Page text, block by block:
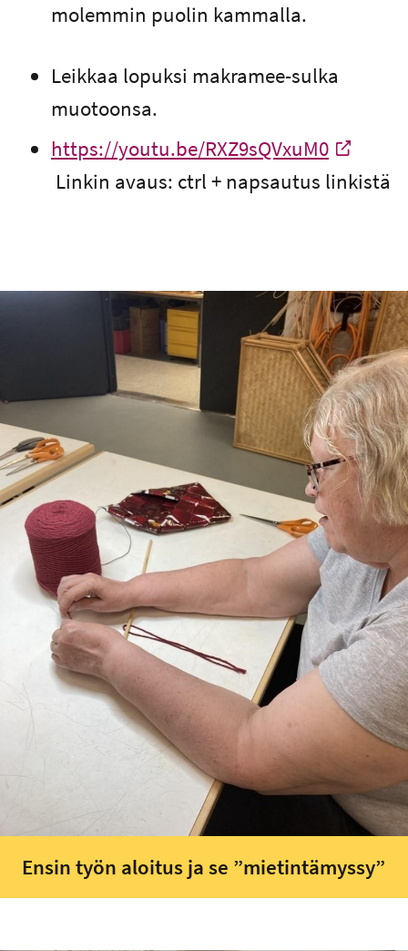
molemmin puolin kammalla.
Leikkaa lopuksi makramee-sulka
muotoonsa.
https://youtu.be/RXZ9sQVxuM0
-Ulkoinen linkki
Linkin avaus: ctrl + napsautus linkistä
Ensin työn aloitus ja se ”mietintämyssy”